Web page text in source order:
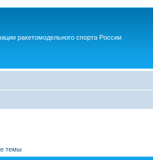
ракетомодельного спорта России
темы